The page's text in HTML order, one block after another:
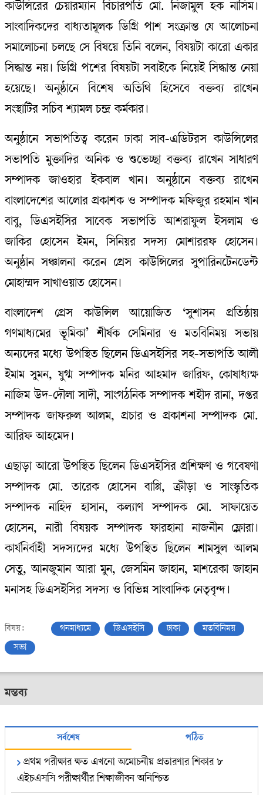
কাউন্সিরের চেয়ারম্যান বিচারপতি মো. নিজামুল হক নাসিম।
সাংবাদিকদের বাধ্যতামূলক ডিগ্রি পাশ সংক্রান্ত যে আলোচনা
সমালোচনা চলছে সে বিষয়ে তিনি বলেন, বিষয়টা কারো একার
সিদ্ধান্ত নয়। ডিগ্রি পশের বিষয়টা সবাইকে নিয়েই সিদ্ধান্ত নেয়া
হয়েছে। অনুষ্ঠানে বিশেষ অতিথি হিসেবে বক্তব্য রাখেন
সংস্থাটির সচিব শ্যামল চন্দ্র কর্মকার।
অনুষ্ঠানে সভাপতিত্ব করেন ঢাকা সাব-এডিটরস কাউন্সিলের
সভাপতি মুক্তাদির অনিক ও শুভেচ্ছা বক্তব্য রাখেন সাধারণ
সম্পাদক জাওহার ইকবাল খান। অনুষ্ঠানে বক্তব্য রাখেন
বাংলাদেশের আলোর প্রকাশক ও সম্পাদক মফিজুর রহমান খান
বাবু, ডিএসইসির সাবেক সভাপতি আশরাফুল ইসলাম ও
জাকির হোসেন ইমন, সিনিয়র সদস্য মোশাররফ হোসেন।
অনুষ্ঠান সঞ্চালনা করেন প্রেস কাউন্সিলের সুপারিনটেনডেন্ট
মোহাম্মদ সাখাওয়াত হোসেন।
বাংলাদেশ প্রেস কাউন্সিল আয়োজিত ‘সুশাসন প্রতিষ্ঠায়
গণমাধ্যমের ভূমিকা’ শীর্ষক সেমিনার ও মতবিনিময় সভায়
অন্যদের মধ্যে উপস্থিত ছিলেন ডিএসইসির সহ-সভাপতি আলী
ইমাম সুমন, যুগ্ম সম্পাদক মনির আহমাদ জারিফ, কোষাধ্যক্ষ
নাজিম উদ-দৌলা সাদী, সাংগঠনিক সম্পাদক শহীদ রানা, দপ্তর
সম্পাদক জাফরুল আলম, প্রচার ও প্রকাশনা সম্পাদক মো.
আরিফ আহমেদ।
এছাড়া আরো উপস্থিত ছিলেন ডিএসইসির প্রশিক্ষণ ও গবেষণা
সম্পাদক মো. তারেক হোসেন বাপ্পি, ক্রীড়া ও সাংস্কৃতিক
সম্পাদক নাহিদ হাসান, কল্যাণ সম্পাদক মো. সাফায়েত
হোসেন, নারী বিষয়ক সম্পাদক ফারহানা নাজনীন ফ্লোরা।
কার্যনির্বাহী সদস্যদের মধ্যে উপস্থিত ছিলেন শামসুল আলম
সেতু, আনজুমান আরা মুন, জেসমিন জাহান, মাশরেকা জাহান
মনাসহ ডিএসইসির সদস্য ও বিভিন্ন সাংবাদিক নেতৃবৃন্দ।
বিষয়: গনমাধ্যমে ডিএসইসি ঢাকা
মতবিনিময়
সভা
মন্তব্য
সর্বশেষ পঠিত
প্রথম পরীক্ষার ক্ষত এখনো অমোচনীয় প্রতারণার শিকার ৮
এইচএসসি পরীক্ষার্থীর শিক্ষাজীবন অনিশ্চিত